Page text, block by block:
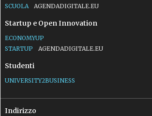
SCUOLA
AGENDADIGITALE.EU
Startup e Open Innovation
ECONOMYUP
STARTUP
AGENDADIGITALE.EU
Studenti
UNIVERSITY2BUSINESS
Indirizzo